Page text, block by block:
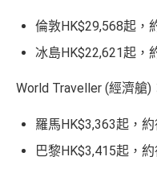
倫敦HK$29,568起，
冰島HK$22,621起，
World Traveller (經濟艙)
羅馬HK$3,363起，
巴黎HK$3,415起，